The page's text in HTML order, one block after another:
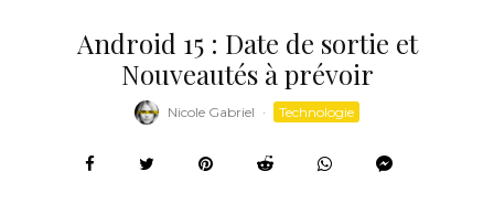
Android 15 : Date de sortie et
Nouveautés à prévoir
Nicole Gabriel · Technologie